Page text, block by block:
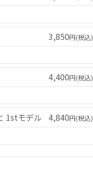
3,850円(税込)
4,400円(税込)
1stモデル 4,840円(税込)